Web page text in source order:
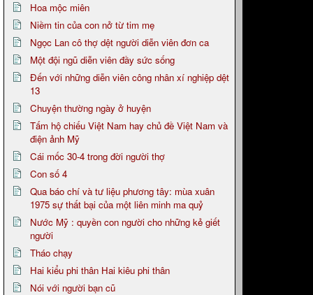
Hoa mộc miên
Niềm tin của con nở từ tim mẹ
Ngọc Lan cô thợ dệt người diễn viên đơn ca
Một đội ngũ diễn viên đầy sức sống
Đến với những diễn viên công nhân xí nghiệp dệt
13
Chuyện thường ngày ở huyện
Tấm hộ chiếu Việt Nam hay chủ đề Việt Nam và
điện ảnh Mỹ
Cái mốc 30-4 trong đời người thợ
Con số 4
Qua báo chí và tư liệu phương tây: mùa xuân
1975 sự thất bại của một liên minh ma quỷ
Nước Mỹ : quyền con người cho những kẻ giết
người
Tháo chạy
Hai kiểu phi thân Hai kiêu phi thân
Nói với người bạn cũ